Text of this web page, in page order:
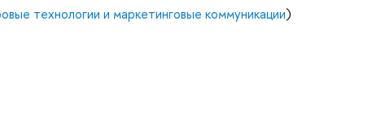
технологии и маркетинговые коммуникации)